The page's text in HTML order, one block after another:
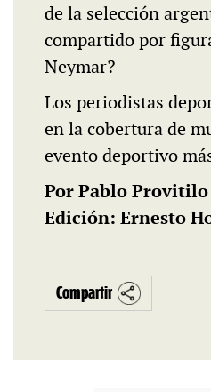
de la selección
compartido por
Neymar?
Los periodistas
en la cobertura de
evento deportivo
Por Pablo Provitilo
Edición: Ernesto
Compartir